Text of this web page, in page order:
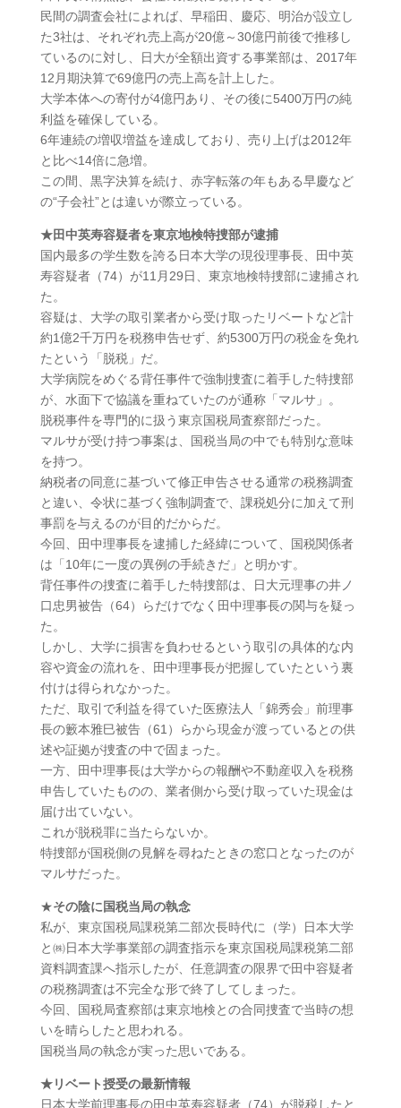
民間の調査会社によれば、早稲田、慶応、明治が設立し
た3社は、それぞれ売上高が20億～30億円前後で推移し
ているのに対し、日大が全額出資する事業部は、2017年
12月期決算で69億円の売上高を計上した。
大学本体への寄付が4億円あり、その後に5400万円の純
利益を確保している。
6年連続の増収増益を達成しており、売り上げは2012年
と比べ14倍に急増。
この間、黒字決算を続け、赤字転落の年もある早慶など
の“子会社”とは違いが際立っている。
★田中英寿容疑者を東京地検特捜部が逮捕
国内最多の学生数を誇る日本大学の現役理事長、田中英
寿容疑者（74）が11月29日、東京地検特捜部に逮捕され
た。
容疑は、大学の取引業者から受け取ったリベートなど計
約1億2千万円を税務申告せず、約5300万円の税金を免れ
たという「脱税」だ。
大学病院をめぐる背任事件で強制捜査に着手した特捜部
が、水面下で協議を重ねていたのが通称「マルサ」。
脱税事件を専門的に扱う東京国税局査察部だった。
マルサが受け持つ事案は、国税当局の中でも特別な意味
を持つ。
納税者の同意に基づいて修正申告させる通常の税務調査
と違い、令状に基づく強制調査で、課税処分に加えて刑
事罰を与えるのが目的だからだ。
今回、田中理事長を逮捕した経緯について、国税関係者
は「10年に一度の異例の手続きだ」と明かす。
背任事件の捜査に着手した特捜部は、日大元理事の井ノ
口忠男被告（64）らだけでなく田中理事長の関与を疑っ
た。
しかし、大学に損害を負わせるという取引の具体的な内
容や資金の流れを、田中理事長が把握していたという裏
付けは得られなかった。
ただ、取引で利益を得ていた医療法人「錦秀会」前理事
長の籔本雅巳被告（61）らから現金が渡っているとの供
述や証拠が捜査の中で固まった。
一方、田中理事長は大学からの報酬や不動産収入を税務
申告していたものの、業者側から受け取っていた現金は
届け出ていない。
これが脱税罪に当たらないか。
特捜部が国税側の見解を尋ねたときの窓口となったのが
マルサだった。
★その陰に国税当局の執念
私が、東京国税局課税第二部次長時代に（学）日本大学
と㈱日本大学事業部の調査指示を東京国税局課税第二部
資料調査課へ指示したが、任意調査の限界で田中容疑者
の税務調査は不完全な形で終了してしまった。
今回、国税局査察部は東京地検との合同捜査で当時の想
いを晴らしたと思われる。
国税当局の執念が実った思いである。
★リベート授受の最新情報
日本大学前理事長の田中英寿容疑者（74）が脱税したと